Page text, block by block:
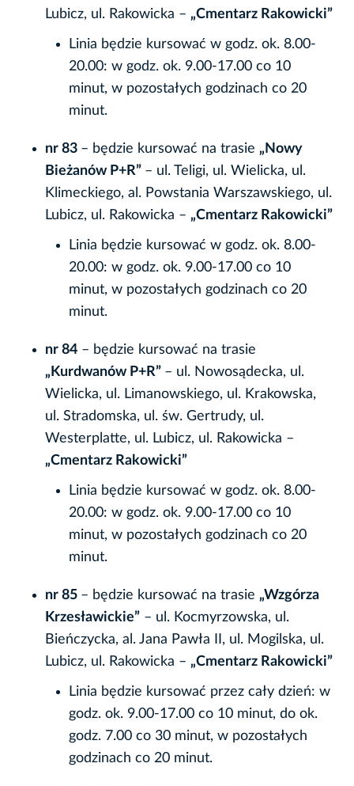
Lubicz, ul. Rakowicka – „Cmentarz Rakowicki”
Linia będzie kursować w godz. ok. 8.00-
20.00: w godz. ok. 9.00-17.00 co 10
minut, w pozostałych godzinach co 20
minut.
nr 83 – będzie kursować na trasie „Nowy
Bieżanów P+R” – ul. Teligi, ul. Wielicka, ul.
Klimeckiego, al. Powstania Warszawskiego, ul.
Lubicz, ul. Rakowicka – „Cmentarz Rakowicki”
Linia będzie kursować w godz. ok. 8.00-
20.00: w godz. ok. 9.00-17.00 co 10
minut, w pozostałych godzinach co 20
minut.
nr 84 – będzie kursować na trasie
„Kurdwanów P+R” – ul. Nowosądecka, ul.
Wielicka, ul. Limanowskiego, ul. Krakowska,
ul. Stradomska, ul. św. Gertrudy, ul.
Westerplatte, ul. Lubicz, ul. Rakowicka –
„Cmentarz Rakowicki”
Linia będzie kursować w godz. ok. 8.00-
20.00: w godz. ok. 9.00-17.00 co 10
minut, w pozostałych godzinach co 20
minut.
nr 85 – będzie kursować na trasie „Wzgórza
Krzesławickie” – ul. Kocmyrzowska, ul.
Bieńczycka, al. Jana Pawła II, ul. Mogilska, ul.
Lubicz, ul. Rakowicka – „Cmentarz Rakowicki”
Linia będzie kursować przez cały dzień: w
godz. ok. 9.00-17.00 co 10 minut, do ok.
godz. 7.00 co 30 minut, w pozostałych
godzinach co 20 minut.